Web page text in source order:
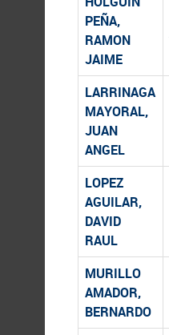
PEÑA,
RAMON
JAIME
LARRINAGA
MAYORAL,
JUAN
ANGEL
LOPEZ
AGUILAR,
DAVID
RAUL
MURILLO
AMADOR,
BERNARDO